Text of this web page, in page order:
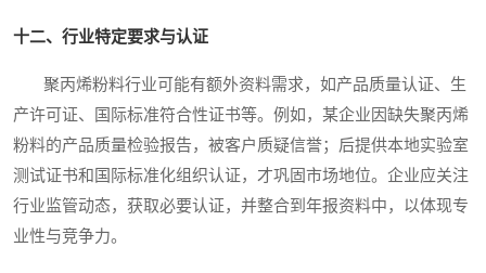
十二、行业特定要求与认证
聚丙烯粉料行业可能有额外资料需求，如产品质量认证、生
产许可证、国际标准符合性证书等。例如，某企业因缺失聚丙烯
粉料的产品质量检验报告，被客户质疑信誉；后提供本地实验室
测试证书和国际标准化组织认证，才巩固市场地位。企业应关注
行业监管动态，获取必要认证，并整合到年报资料中，以体现专
业性与竞争力。